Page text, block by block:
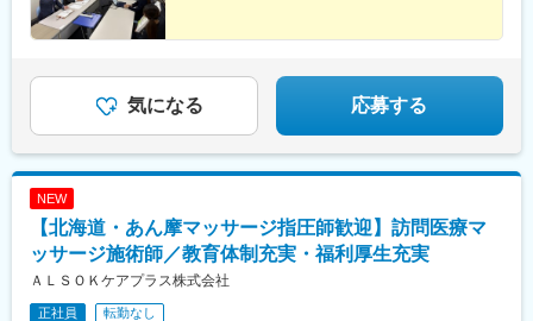
気になる 応募する
NEW
【北海道・あん摩マッサージ指圧師歓迎】訪問医療マ
ッサージ施術師／教育体制充実・福利厚生充実
ＡＬＳＯＫケアプラス株式会社
正社員 転勤なし